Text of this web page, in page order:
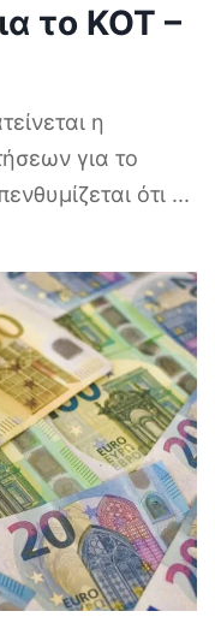
το ΚΟΤ –
η
για το
ότι ...